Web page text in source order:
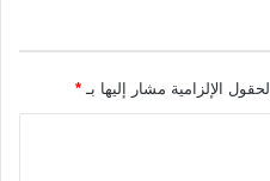
الحقول الإلزامية مشار إليها بـ *